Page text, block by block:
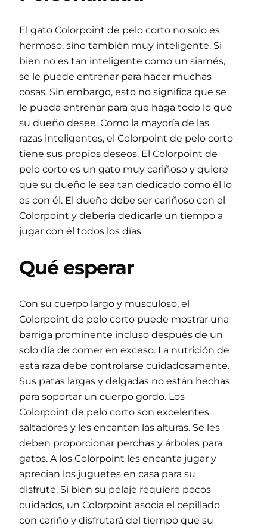
El gato Colorpoint de pelo corto no solo es
hermoso, sino también muy inteligente. Si
bien no es tan inteligente como un siamés,
se le puede entrenar para hacer muchas
cosas. Sin embargo, esto no significa que se
le pueda entrenar para que haga todo lo que
su dueño desee. Como la mayoría de las
razas inteligentes, el Colorpoint de pelo corto
tiene sus propios deseos. El Colorpoint de
pelo corto es un gato muy cariñoso y quiere
que su dueño le sea tan dedicado como él lo
es con él. El dueño debe ser cariñoso con el
Colorpoint y debería dedicarle un tiempo a
jugar con él todos los días.
Qué esperar
Con su cuerpo largo y musculoso, el
Colorpoint de pelo corto puede mostrar una
barriga prominente incluso después de un
solo día de comer en exceso. La nutrición de
esta raza debe controlarse cuidadosamente.
Sus patas largas y delgadas no están hechas
para soportar un cuerpo gordo. Los
Colorpoint de pelo corto son excelentes
saltadores y les encantan las alturas. Se les
deben proporcionar perchas y árboles para
gatos. A los Colorpoint les encanta jugar y
aprecian los juguetes en casa para su
disfrute. Si bien su pelaje requiere pocos
cuidados, un Colorpoint asocia el cepillado
con cariño y disfrutará del tiempo que su